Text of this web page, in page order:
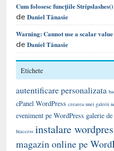
Cum folosesc funcțiile Stripslashes()
deDaniel Tănasie
Warning: Cannot use a scalar
deDaniel Tănasie
Etichete
autentificare personalizata
cPanel WordPress crearea unei galerii
eveniment pe WordPress galerie
htaccess instalare
magazin online pe